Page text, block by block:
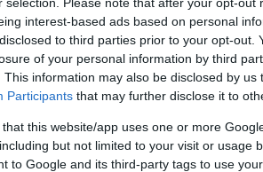
interest-based ads based on personal
to third parties prior to your opt-out.
of your personal information by third
This information may also be disclosed by us
Participants that may further disclose it to
that this website/app uses one or more
but not limited to your visit or usage
to Google and its third-party tags to use
ho napríklad s
Nie je problém naprogramovať
vetranie, ktorým sa v lete interiér
rozsiahlych posuvných
hmotnosti ovládať rýchlo a bez